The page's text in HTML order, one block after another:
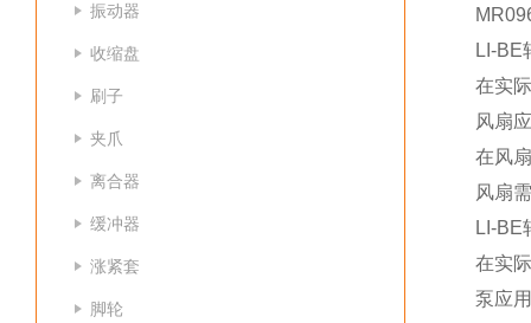
振动器
收缩盘
刷子
夹爪
离合器
缓冲器
涨紧套
脚轮
LI-BE
在实
风扇
在风
风扇
LI-BE
在实
泵应用